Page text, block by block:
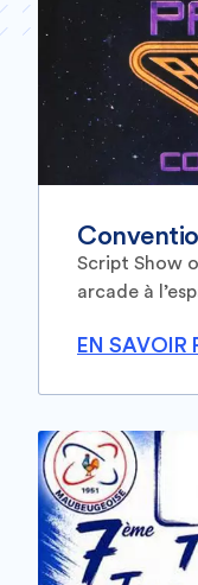
Script Show
arcade à
EN SAVOIR